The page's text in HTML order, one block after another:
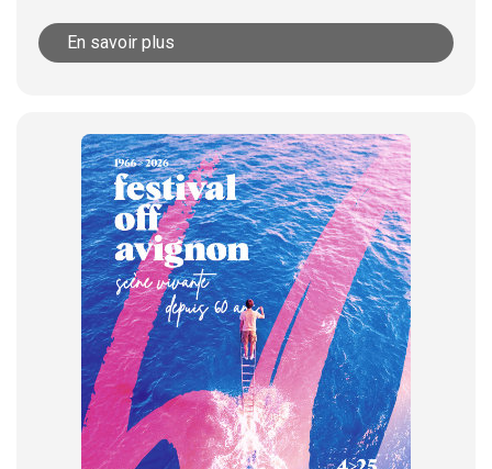
En savoir plus